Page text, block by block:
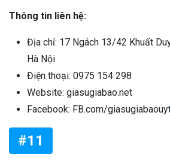
Thông tin liên hệ:
Địa chỉ: 17 Ngách 13/42 Khuất
Hà Nội
Điện thoại: 0975 154 298
Website: giasugiabao.net
Facebook: FB.com/
#11